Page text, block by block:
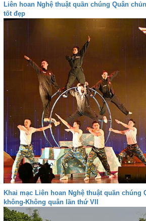
Liên hoan Nghệ thuật quần chúng Quân
tốt đẹp
Khai mạc Liên hoan Nghệ thuật quần chúng
không-Không quân lần thứ VII